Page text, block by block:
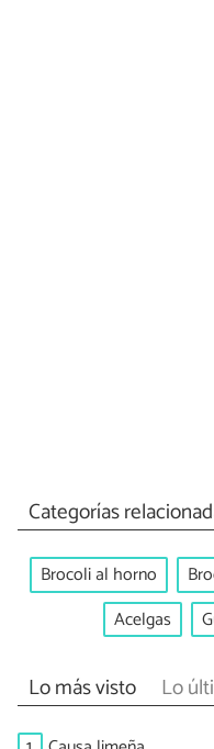
Categorías
Brocoli al horno
Acelgas
Lo más visto Lo